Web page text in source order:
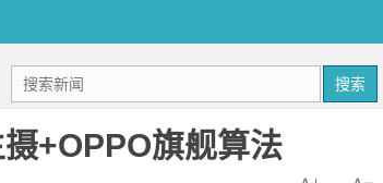
搜索
+OPPO旗舰算法